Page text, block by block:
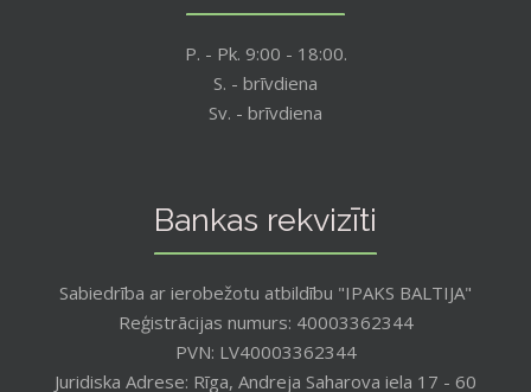
P. - Pk. 9:00 - 18:00.
S. - brīvdiena
Sv. - brīvdiena
Bankas rekvizīti
Sabiedrība ar ierobežotu atbildību "IPAKS BALTIJA"
Reģistrācijas numurs: 40003362344
PVN: LV40003362344
Juridiska Adrese: Rīga, Andreja Saharova iela 17 - 60